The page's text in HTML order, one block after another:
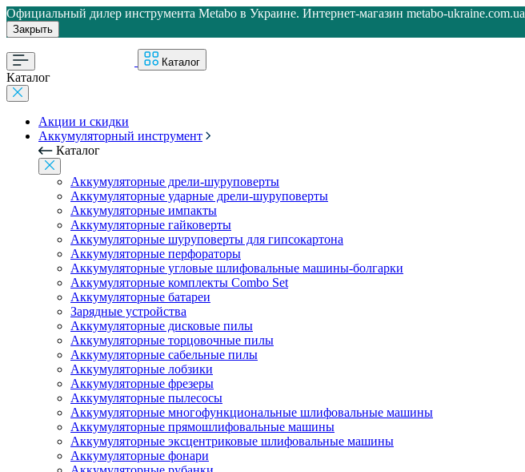
Официальный дилер инструмента Metabo в Украине. Интернет-магазин metabo-ukraine.com.ua
Закрыть
Каталог
Каталог
Акции и скидки
Аккумуляторный инструмент
Каталог
Аккумуляторные дрели-шуруповерты
Аккумуляторные ударные дрели-шуруповерты
Аккумуляторные импакты
Аккумуляторные гайковерты
Аккумуляторные шуруповерты для гипсокартона
Аккумуляторные перфораторы
Аккумуляторные угловые шлифовальные машины-болгарки
Аккумуляторные комплекты Combo Set
Аккумуляторные батареи
Зарядные устройства
Аккумуляторные дисковые пилы
Аккумуляторные торцовочные пилы
Аккумуляторные сабельные пилы
Аккумуляторные лобзики
Аккумуляторные фрезеры
Аккумуляторные пылесосы
Аккумуляторные многофункциональные шлифовальные машины
Аккумуляторные прямошлифовальные машины
Аккумуляторные эксцентриковые шлифовальные машины
Аккумуляторные фонари